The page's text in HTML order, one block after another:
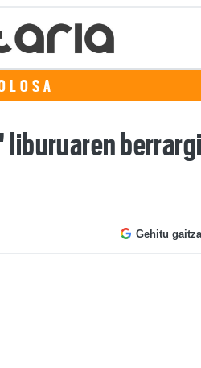
Gehitu